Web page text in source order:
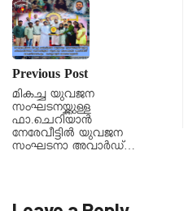
Previous Post
മികച്ച യുവജന
സംഘടനയ്ക്കുള്ള
ഫാ.ചെറിയാൻ
നേരേവീട്ടിൽ യുവജന
സംഘടനാ അവാർഡ്…